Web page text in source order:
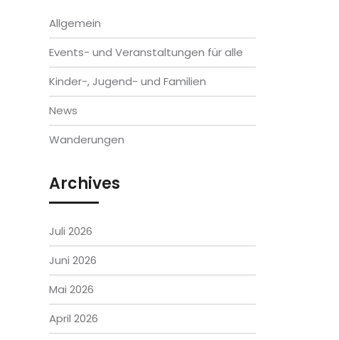
Allgemein
Events- und Veranstaltungen für alle
Kinder-, Jugend- und Familien
News
Wanderungen
Archives
Juli 2026
Juni 2026
Mai 2026
April 2026